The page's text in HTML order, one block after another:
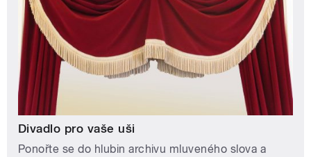
Divadlo pro vaše uši
Ponořte se do hlubin archivu mluveného slova a